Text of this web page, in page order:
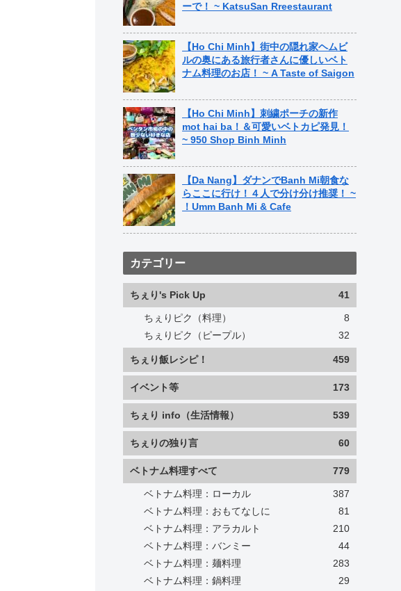
ーで！ ~ KatsuSan Rreestaurant
【Ho Chi Minh】街中の隠れ家ヘムビ
ルの奥にある旅行者さんに優しいベト
ナム料理のお店！ ~ A Taste of Saigon
【Ho Chi Minh】刺繍ポーチの新作
mot hai ba！＆可愛いベトカピ発見！
~ 950 Shop Binh Minh
【Da Nang】ダナンでBanh Mi朝食な
らここに行け！４人で分け分け推奨！ ~
！Umm Banh Mi & Cafe
カテゴリー
ちぇり's Pick Up 41
ちぇりピク（料理）
8
ちぇりピク（ピープル）
32
ちぇり飯レシピ！ 459
イベント等 173
ちぇり info（生活情報） 539
ちぇりの独り言 60
ベトナム料理すべて 779
ベトナム料理：ローカル
387
ベトナム料理：おもてなしに
81
ベトナム料理：アラカルト
210
ベトナム料理：バンミー
44
ベトナム料理：麺料理
283
ベトナム料理：鍋料理
29